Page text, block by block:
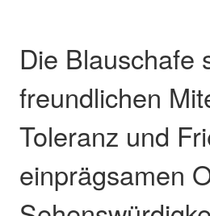
Die Blauschafe
freundlichen
Toleranz und
einprägsamen